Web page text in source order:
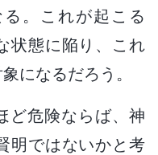
。これが起こる
状態に陥り、これ
になるだろう。
ど危険ならば、神
明ではないかと考